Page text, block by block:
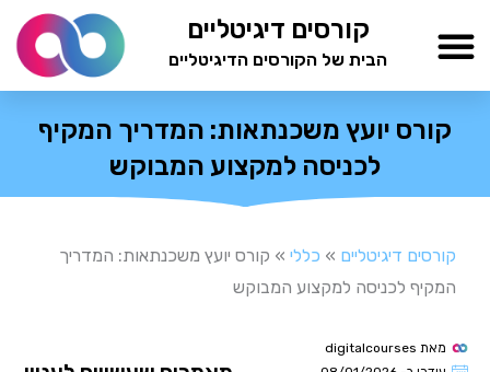
לתוכן
קורסים דיגיטליים
הבית של הקורסים הדיגיטליים
קורס יועץ משכנתאות: המדריך המקיף
לכניסה למקצוע המבוקש
קורסים דיגיטליים » כללי » קורס יועץ משכנתאות: המדריך
המקיף לכניסה למקצוע המבוקש
מאת